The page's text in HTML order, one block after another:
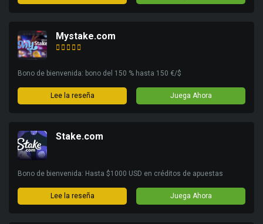
Mystake.com
Bono de bienvenida: bono del 150 % hasta 150 €/$
Lee la reseña Juega Ahora
Stake.com
Bono de bienvenida: Hasta $1000 USD en créditos de apuestas
Lee la reseña Juega Ahora